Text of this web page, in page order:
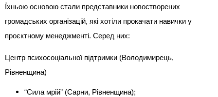
Їхньою основою стали представники новостворених
громадських організацій, які хотіли прокачати навички у
проєктному менеджменті. Серед них:
Центр психосоціальної підтримки (Володимирець,
Рівненщина)
“Сила мрій” (Сарни, Рівненщина);